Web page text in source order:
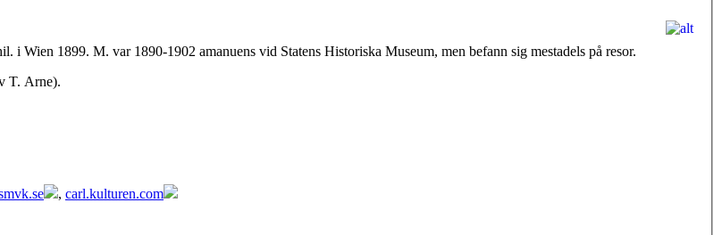
Fredrik Robert Martin, orientalist, konstsamlare, konstforskare. Dr.phil. i Wien 1899. M. var 1890-1902 amanuens vid Statens Historiska Museum, men befann sig mestadels på resor.
T. Arne).
, carl.kulturen.com